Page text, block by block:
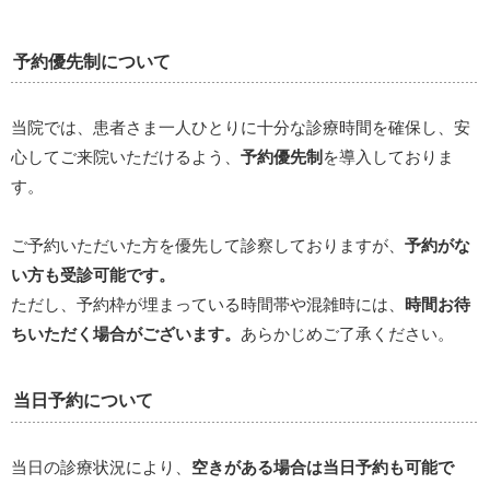
予約優先制について
当院では、患者さま一人ひとりに十分な診療時間を確保し、安
心してご来院いただけるよう、 予約優先制を導入しておりま
す。
ご予約いただいた方を優先して診察しておりますが、 予約がな
い方も受診可能です。
ただし、予約枠が埋まっている時間帯や混雑時には、 時間お待
ちいただく場合がございます。 あらかじめご了承ください。
当日予約について
当日の診療状況により、 空きがある場合は当日予約も可能で